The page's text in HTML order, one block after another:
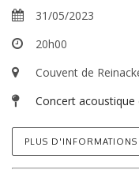
31/05/2023
20h00
Couvent de
Concert acoustique
PLUS D'INFORMATIONS